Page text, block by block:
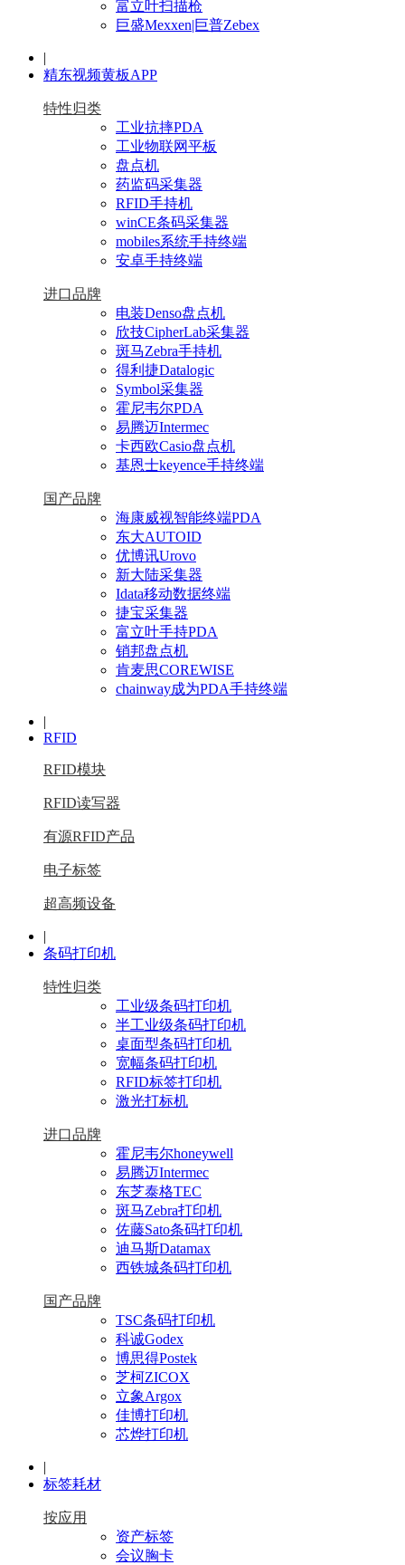
富立叶扫描枪
巨盛Mexxen|巨普Zebex
|
精东视频黄板APP
特性归类
工业抗摔PDA
工业物联网平板
盘点机
药监码采集器
RFID手持机
winCE条码采集器
mobiles系统手持终端
安卓手持终端
进口品牌
电装Denso盘点机
欣技CipherLab采集器
斑马Zebra手持机
得利捷Datalogic
Symbol采集器
霍尼韦尔PDA
易腾迈Intermec
卡西欧Casio盘点机
基恩士keyence手持终端
国产品牌
海康威视智能终端PDA
东大AUTOID
优博讯Urovo
新大陆采集器
Idata移动数据终端
捷宝采集器
富立叶手持PDA
销邦盘点机
肯麦思COREWISE
chainway成为PDA手持终端
|
RFID
RFID模块
RFID读写器
有源RFID产品
电子标签
超高频设备
|
条码打印机
特性归类
工业级条码打印机
半工业级条码打印机
桌面型条码打印机
宽幅条码打印机
RFID标签打印机
激光打标机
进口品牌
霍尼韦尔honeywell
易腾迈Intermec
东芝泰格TEC
斑马Zebra打印机
佐藤Sato条码打印机
迪马斯Datamax
西铁城条码打印机
国产品牌
TSC条码打印机
科诚Godex
博思得Postek
芝柯ZICOX
立象Argox
佳博打印机
芯烨打印机
|
标签耗材
按应用
资产标签
会议胸卡